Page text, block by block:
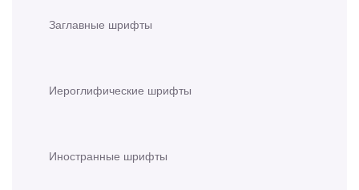
Заглавные шрифты
Иероглифические шрифты
Иностранные шрифты